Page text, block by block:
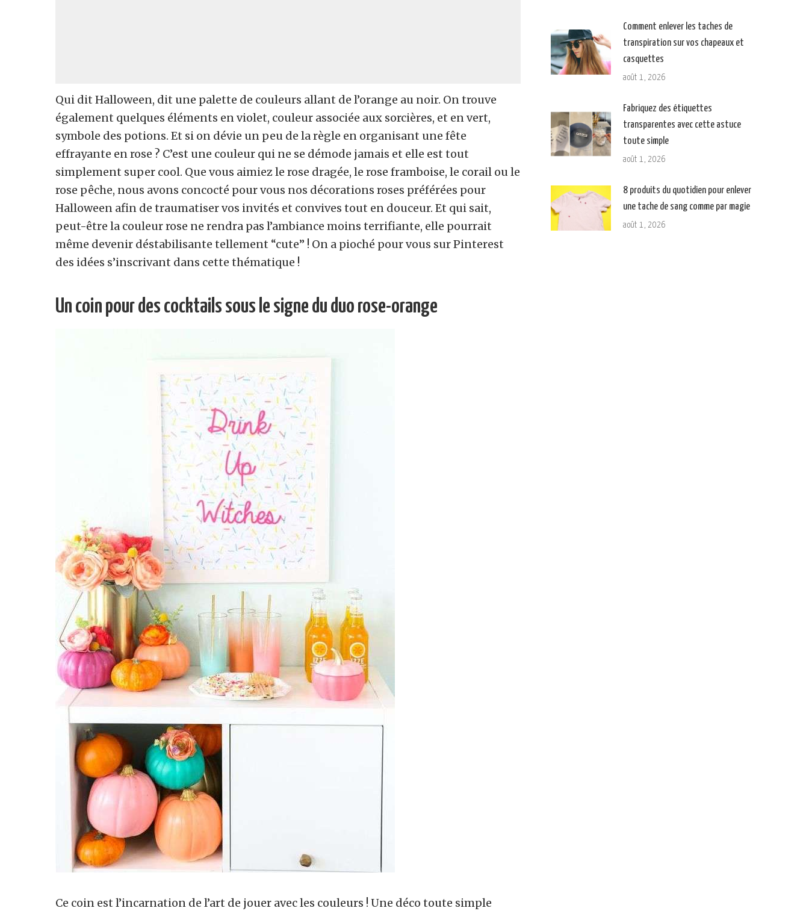
Qui dit Halloween, dit une palette de couleurs allant de l’orange au noir. On trouve
également quelques éléments en violet, couleur associée aux sorcières, et en vert,
symbole des potions. Et si on dévie un peu de la règle en organisant une fête
effrayante en rose ? C’est une couleur qui ne se démode jamais et elle est tout
simplement super cool. Que vous aimiez le rose dragée, le rose framboise, le corail ou le
rose pêche, nous avons concocté pour vous nos décorations roses préférées pour
Halloween afin de traumatiser vos invités et convives tout en douceur. Et qui sait,
peut-être la couleur rose ne rendra pas l’ambiance moins terrifiante, elle pourrait
même devenir déstabilisante tellement “cute” ! On a pioché pour vous sur Pinterest
des idées s’inscrivant dans cette thématique !
Un coin pour des cocktails sous le signe du duo rose-orange
Ce coin est l’incarnation de l’art de jouer avec les couleurs ! Une déco toute simple
Comment enlever les taches de
transpiration sur vos chapeaux et
casquettes
août 1, 2026
Fabriquez des étiquettes
transparentes avec cette astuce
toute simple
août 1, 2026
8 produits du quotidien pour enlever
une tache de sang comme par magie
août 1, 2026